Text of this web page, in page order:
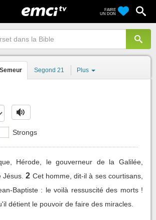
FAIRE
UN DON
Semeur Segond 21 Plus
Strongs
Hérode, le gouverneur de la Galilée,
2 Cet homme, dit-il à ses courtisans,
Baptiste : le voilà ressuscité des morts !
détient le pouvoir de faire des miracles.